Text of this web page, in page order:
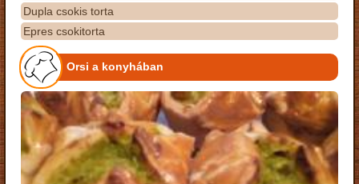
Dupla csokis torta
Epres csokitorta
Orsi a konyhában